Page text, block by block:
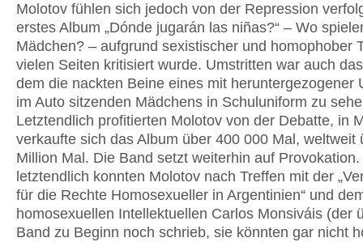
Molotov fühlen sich jedoch von der Repression
erstes Album „Dónde jugarán las niñas?“ – Wo
Mädchen? – aufgrund sexistischer und homophober
vielen Seiten kritisiert wurde. Umstritten war auch
dem die nackten Beine eines mit heruntergezogener
im Auto sitzenden Mädchens in Schuluniform zu
Letztendlich profitierten Molotov von der Debatte, in
verkaufte sich das Album über 400 000 Mal, weltweit
Million Mal. Die Band setzt weiterhin auf
letztendlich konnten Molotov nach Treffen mit der
für die Rechte Homosexueller in Argentinien“ und
homosexuellen Intellektuellen Carlos Monsiváis (der
Band zu Beginn noch schrieb, sie könnten gar nicht